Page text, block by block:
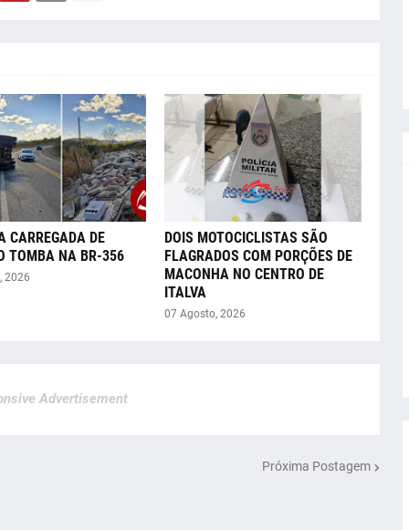
CARREGADA DE
TOMBA NA BR-356
2026
DOIS MOTOCICLISTAS SÃO
FLAGRADOS COM PORÇÕES DE
MACONHA NO CENTRO DE
ITALVA
07 Agosto, 2026
Advertisement
Próxima Postagem